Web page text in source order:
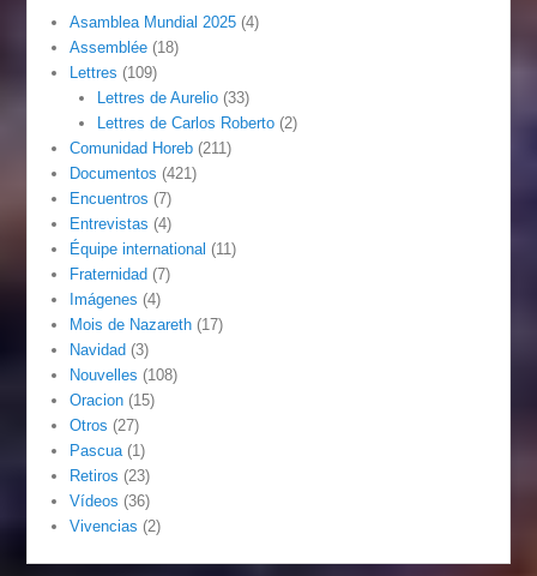
Asamblea Mundial 2025 (4)
Assemblée (18)
Lettres (109)
Lettres de Aurelio(33)
Lettres de Carlos Roberto(2)
Comunidad Horeb (211)
Documentos (421)
Encuentros (7)
Entrevistas (4)
Équipe international (11)
Fraternidad (7)
Imágenes (4)
Mois de Nazareth (17)
Navidad (3)
Nouvelles (108)
Oracion (15)
Otros (27)
Pascua (1)
Retiros (23)
Vídeos (36)
Vivencias (2)